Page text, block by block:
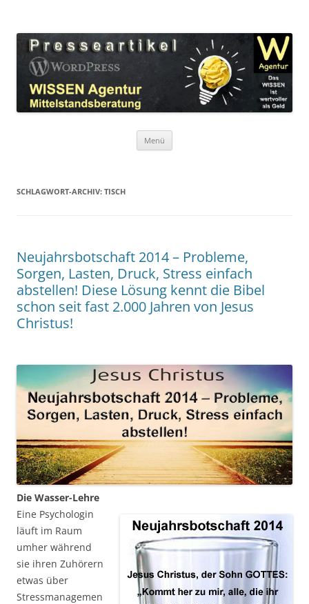
Agentur
Menü
SCHLAGWORT-ARCHIV: TISCH
Neujahrsbotschaft 2014 – Probleme,
Sorgen, Lasten, Druck, Stress einfach
abstellen! Diese Lösung kennt die Bibel
schon seit fast 2.000 Jahren von Jesus
Christus!
Die Wasser-Lehre
Eine Psychologin
läuft im Raum
umher während
sie ihren Zuhörern
etwas über
Stressmanagemen